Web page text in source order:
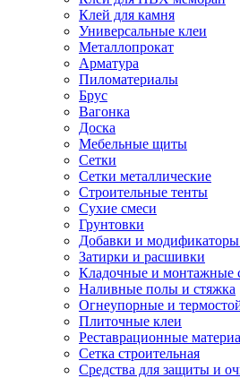
Клей для камня
Универсальные клеи
Металлопрокат
Арматура
Пиломатериалы
Брус
Вагонка
Доска
Мебельные щиты
Сетки
Сетки металлические
Строительные тенты
Сухие смеси
Грунтовки
Добавки и модификаторы
Затирки и расшивки
Кладочные и монтажные
Наливные полы и стяжка
Огнеупорные и
Плиточные клеи
Реставрационные
Сетка строительная
Средства для защиты и